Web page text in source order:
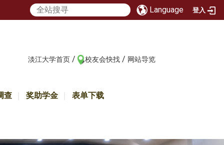
Language 登入
淡江大学首页 / 校友会快找 / 网站导览
查 奖助学金 表单下载